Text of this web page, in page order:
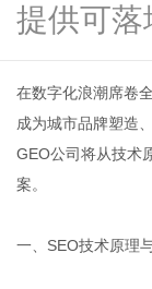
提供可落
在数字化浪潮席卷
成为城市品牌塑造
GEO公司将从技术
案。
一、SEO技术原理